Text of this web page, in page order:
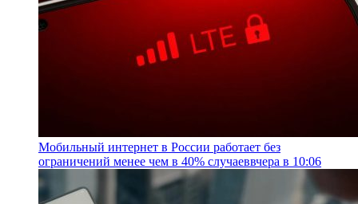
Мобильный интернет в России работает без
ограничений менее чем в 40% случаеввчера в 10:06